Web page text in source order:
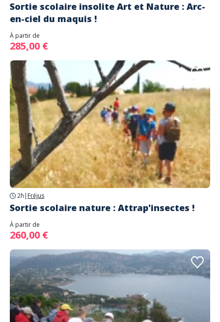
Sortie scolaire insolite Art et Nature : Arc-
en-ciel du maquis !
À partir de
285,00 €
2h | Fréjus
Sortie scolaire nature : Attrap'insectes !
À partir de
260,00 €